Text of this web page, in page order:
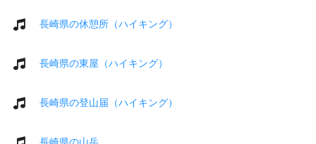
長崎県の休憩所（ハイキング）
長崎県の東屋（ハイキング）
長崎県の登山届（ハイキング）
長崎県の山岳